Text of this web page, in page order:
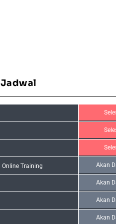
Jadwal
Online Training Akan
Akan
Akan
Akan